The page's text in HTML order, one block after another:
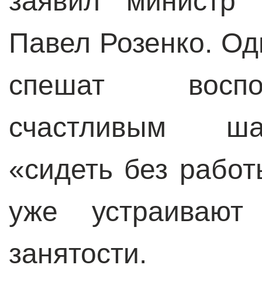
Павел Розенко.
спешат
счастливым
«сидеть без
уже
занятости.